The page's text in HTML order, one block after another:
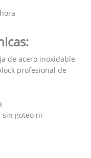
de acero inoxidable
profesional de
sin goteo ni